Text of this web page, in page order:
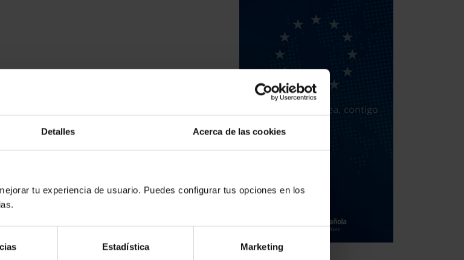
Detalles Acerca de las cookies
tu experiencia de usuario. Puedes configurar tus opciones en los
Estadística Marketing